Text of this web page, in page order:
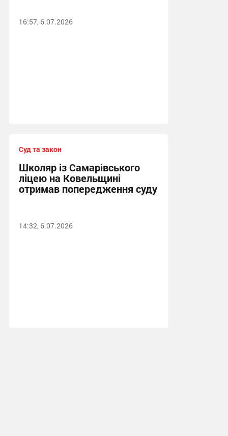
16:57, 6.07.2026
Суд та закон
Школяр із Самарівського
ліцею на Ковельщині
отримав попередження суду
14:32, 6.07.2026